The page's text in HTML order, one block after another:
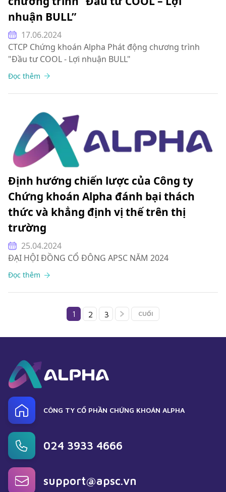
nhuận BULL”
17.06.2024
CTCP Chứng khoán Alpha Phát động chương trình
"Đầu tư COOL - Lợi nhuận BULL"
Đọc thêm
Định hướng chiến lược của Công ty
Chứng khoán Alpha đánh bại thách
thức và khẳng định vị thế trên thị
trường
25.04.2024
ĐẠI HỘI ĐỒNG CỔ ĐÔNG APSC NĂM 2024
Đọc thêm
1 2 3 CUỐI
CÔNG TY CỔ PHẦN CHỨNG KHOÁN ALPHA
024 3933 4666
support@apsc.vn